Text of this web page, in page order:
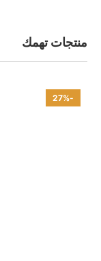
منتجات تهمك
-27%